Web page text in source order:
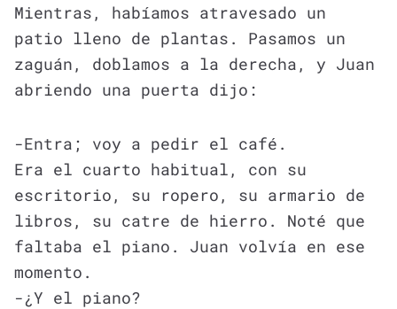
Mientras, habíamos atravesado un
patio lleno de plantas. Pasamos un
zaguán, doblamos a la derecha, y Juan
abriendo una puerta dijo:
-Entra; voy a pedir el café.
Era el cuarto habitual, con su
escritorio, su ropero, su armario de
libros, su catre de hierro. Noté que
faltaba el piano. Juan volvía en ese
momento.
-¿Y el piano?